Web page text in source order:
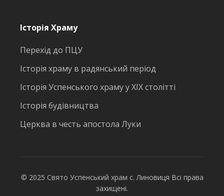
Історія Храму
Перехід до ПЦУ
Історія храму в радянський період
Історія Успенського храму у ХІХ столітті
Історія будівництва
Церква в честь апостола Луки
© 2025 Свято Успенський храм с. Линовиця Всі права
захищені.